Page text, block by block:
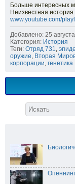
Больше интересных
Неизвестная история
www.youtube.com/
Добавлено: 25
Категория: История
Теги: Отряд 731,
оружие, Вторая
корпорации, генетика